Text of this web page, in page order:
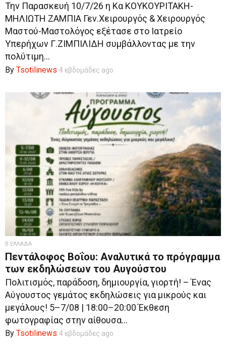
Την Παρασκευή 10/7/26 η Κα ΚΟΥΚΟΥΡΙΤΑΚΗ-
ΜΗΛΙΩΤΗ ΖΑΜΠΙΑ Γεν.Χειρουργός & Χειρουργός
Μαστού-Μαστολόγος εξέτασε στο Ιατρείο
Υπερήχων Γ.ΖΙΜΠΙΛΙΔΗ συμβάλλοντας με την
πολύτιμη...
By Tsotilinews 4 εβδομάδες ago
Β.ΕΛΛΑΔΑ
Πεντάλοφος Βοΐου: Αναλυτικά το πρόγραμμα
των εκδηλώσεων του Αυγούστου
Πολιτισμός, παράδοση, δημιουργία, γιορτή! – Ένας
Αύγουστος γεμάτος εκδηλώσεις για μικρούς και
μεγάλους! 5–7/08 | 18:00–20:00 Έκθεση
φωτογραφίας στην αίθουσα...
By Tsotilinews 4 εβδομάδες ago